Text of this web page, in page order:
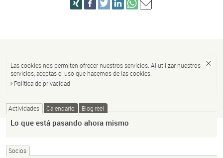
Las cookies nos permiten ofrecer nuestros servicios. Al utilizar nuestros
servicios, aceptas el uso que hacemos de las cookies.
Política de privacidad
Actividades Calendario Blog reel
Lo que está pasando ahora mismo
Socios